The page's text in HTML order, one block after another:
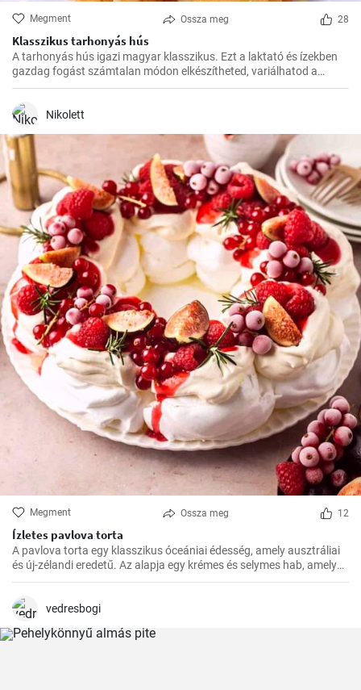
Megment Ossza meg 28
Klasszikus tarhonyás hús
A tarhonyás hús igazi magyar klasszikus. Ezt a laktató és ízekben
gazdag fogást számtalan módon elkészítheted, variálhatod a
húsokat, a zöldségeket ízlés szerint. Jó kísérletezést és jó étvágyat!
Nikolett
Megment Ossza meg 12
Ízletes pavlova torta
A pavlova torta egy klasszikus óceániai édesség, amely ausztráliai
és új-zélandi eredetű. Az alapja egy krémes és selymes hab, amelyet
a tetején friss gyümölcsökkel, például egyszerűen málnával vagy
vedresbogi